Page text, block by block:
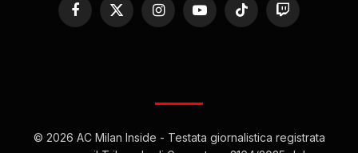
Facebook
X
(Twitter)
InstagramYouTubeTikTok Twitch
© 2026 AC Milan Inside - Testata giornalistica registrata